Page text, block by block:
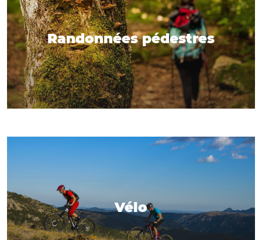
Randonnées pédestres
Vélo